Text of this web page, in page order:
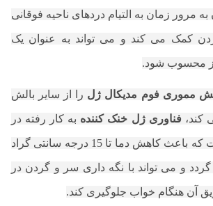
مرور زمان به التیام دردهای ناحیه فوقانی
کمک می کند و می تواند به عنوان یک
محسوب شود.
مموری فوم مدیکال ژل را از سایر بالش
کند، فناوری ژل خنک کننده به کار رفته در
سطح این بالش است که باعث کاهش دما تا 15 درجه سانتی گراد
و می تواند با نگه داری سر و گردن در
آن هنگام خواب جلوگیری کند.